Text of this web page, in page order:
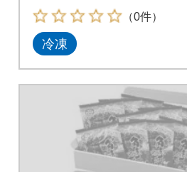
（0件）
冷凍